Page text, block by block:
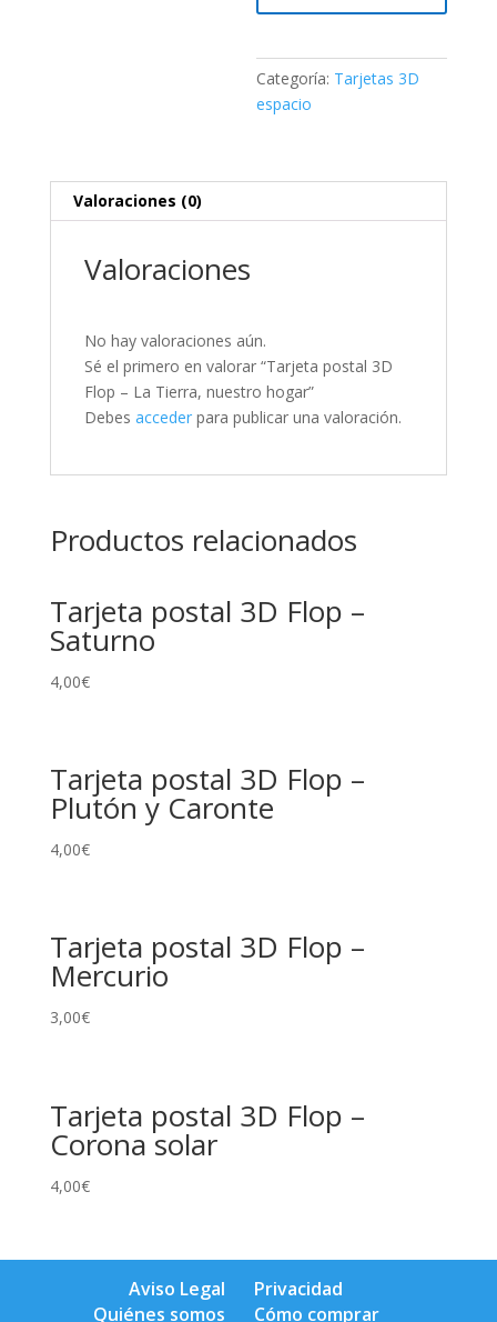
hogar
cantidad
Categoría: Tarjetas 3D
espacio
Valoraciones (0)
Valoraciones
No hay valoraciones aún.
Sé el primero en valorar “Tarjeta postal 3D
Flop – La Tierra, nuestro hogar”
Debes accederpara publicar una valoración.
Productos relacionados
Tarjeta postal 3D Flop –
Saturno
4,00€
Tarjeta postal 3D Flop –
Plutón y Caronte
4,00€
Tarjeta postal 3D Flop –
Mercurio
3,00€
Tarjeta postal 3D Flop –
Corona solar
4,00€
Aviso Legal
Privacidad
Quiénes somos
Cómo comprar